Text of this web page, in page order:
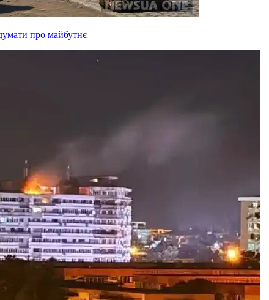
про майбутнє